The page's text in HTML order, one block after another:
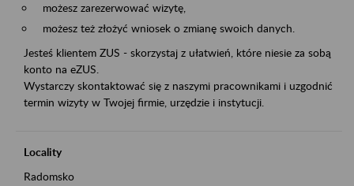
możesz zarezerwować wizytę,
możesz też złożyć wniosek o zmianę swoich danych.
Jesteś klientem ZUS - skorzystaj z ułatwień, które niesie za sobą
konto na eZUS.
Wystarczy skontaktować się z naszymi pracownikami i uzgodnić
termin wizyty w Twojej firmie, urzędzie i instytucji.
Locality
Radomsko